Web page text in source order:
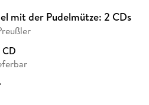
mit der Pudelmütze: 2 CDs
*